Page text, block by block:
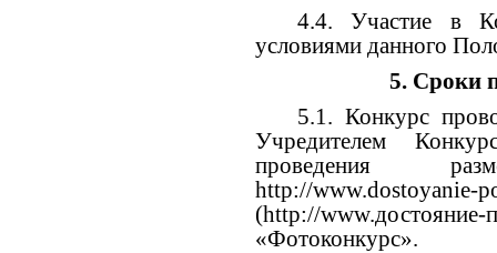
4.4. Участие в
условиями данного
5. Сроки
5.1. Конкурс
Учредителем
проведения
http://www.dostoyanie-
(http://
«Фотоконкурс».